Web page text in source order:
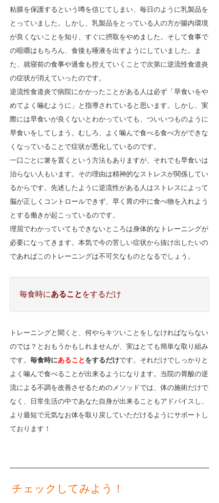
粘膜を保護するという噂を信じてしまい、毎日のように乳製品を
とっていました。しかし、乳製品をとっている人の方が腸内環境
が良くないことを知り、すぐに摂取をやめました。そして食事で
の咀嚼はもちろん、食後も唾液を出すようにしていました。ま
た、就寝前の食事や過食も控えていくことで次第に逆流性食道炎
の症状が消えていったのです。
逆流性食道炎で病院にかかったことがある人は必ず「早食いをや
めてよく噛むように」と指導されていると思います。しかし、実
際には早食いが良くないとわかっていても、ついいつものように
早食いをしてしまう。むしろ、よく噛んで食べる食べ方ができな
くなっていることで症状が悪化しているのです。
一口ごとに箸を置くという方法もありますが、それでも早食いは
治らない人もいます。その理由は精神的なストレスが関係してい
るからです。先述したように逆流性がある人はストレスによって
脳が正しくコントロールできず、早く胃の中に食べ物を入れよう
とする働きが起こっているのです。
理屈でわかっていてもできないところは身体的なトレーニングが
必要になってきます。本気で今の苦しい症状から抜け出したいの
であればこのトレーニングは不可欠なものとなるでしょう。
毎食時にあること をするだけ
トレーニングと聞くと、何やらキツいことをしなければならない
のでは？とおもうかもしれませんが、実はとても簡単な取り組み
です。 毎食時にあることをするだけです。それだけでしっかりと
よく噛んで食べることが出来るようになります。当院の胃酸の逆
流による不調を改善させるためのメソッドでは、体の施術だけで
なく、日常生活の中であなた自身が出来ることもアドバイスし、
より最短で元気なお体を取り戻していただけるようにサポートし
ております！
チェックしてみよう！